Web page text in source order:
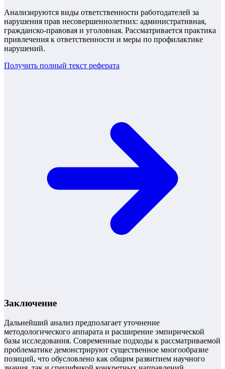
Анализируются виды ответственности работодателей за
нарушения прав несовершеннолетних: административная,
гражданско-правовая и уголовная. Рассматривается практика
привлечения к ответственности и меры по профилактике
нарушений.
Получить полный текст реферата
Заключение
Дальнейший анализ предполагает уточнение
методологического аппарата и расширение эмпирической
базы исследования. Современные подходы к рассматриваемой
проблематике демонстрируют существенное многообразие
позиций, что обусловлено как общим развитием научного